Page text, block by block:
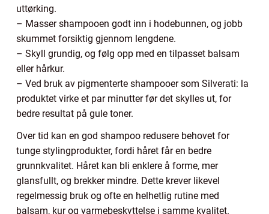
uttørking.
– Masser shampooen godt inn i hodebunnen, og jobb
skummet forsiktig gjennom lengdene.
– Skyll grundig, og følg opp med en tilpasset balsam
eller hårkur.
– Ved bruk av pigmenterte shampooer som Silverati: la
produktet virke et par minutter før det skylles ut, for
bedre resultat på gule toner.
Over tid kan en god shampoo redusere behovet for
tunge stylingprodukter, fordi håret får en bedre
grunnkvalitet. Håret kan bli enklere å forme, mer
glansfullt, og brekker mindre. Dette krever likevel
regelmessig bruk og ofte en helhetlig rutine med
balsam, kur og varmebeskyttelse i samme kvalitet.